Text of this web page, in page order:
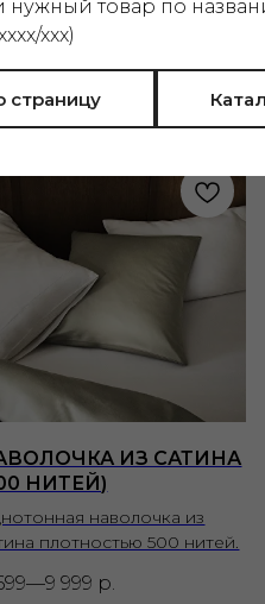
нужный товар по
xxx)
страницу
ИЗ САТИНА
НИТЕЙ)
наволочка из
плотностью 500 нитей.
999 р.